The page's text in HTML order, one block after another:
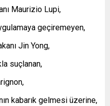
Maurizio Lupi,
geçiremeyen,
Jin Yong,
suçlanan,
kabarık gelmesi üzerine,